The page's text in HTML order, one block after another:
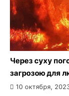
Через суху
загрозою для
10 октября,